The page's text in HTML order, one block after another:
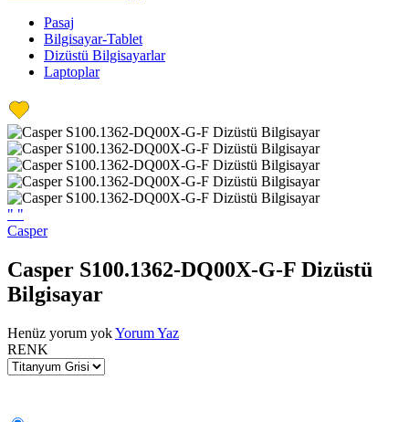
Pasaj
Bilgisayar-Tablet
Dizüstü Bilgisayarlar
Laptoplar
" "
Casper
Casper S100.1362-DQ00X-G-F Dizüstü
Bilgisayar
Henüz yorum yokYorum Yaz
RENK